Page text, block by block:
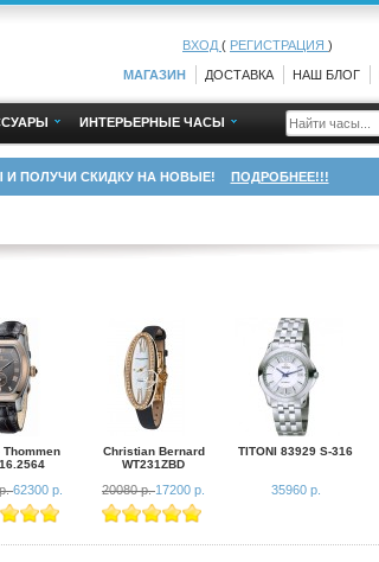
ВХОД ( РЕГИСТРАЦИЯ )
МАГАЗИН ДОСТАВКА НАШ БЛОГ
ИНТЕРЬЕРНЫЕ ЧАСЫ
ПОЛУЧИ СКИДКУ НА НОВЫЕ! ПОДРОБНЕЕ!!!
Thommen
62300 р.
Christian Bernard
WT231ZBD
20080 р.17200 р.
TITONI 83929 S-316
35960 р.